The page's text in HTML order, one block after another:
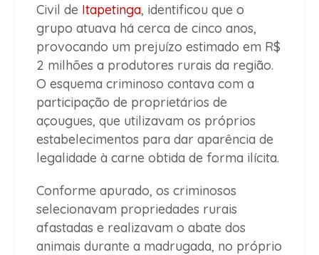
Civil de Itapetinga, identificou que o
grupo atuava há cerca de cinco anos,
provocando um prejuízo estimado em R$
2 milhões a produtores rurais da região.
O esquema criminoso contava com a
participação de proprietários de
açougues, que utilizavam os próprios
estabelecimentos para dar aparência de
legalidade à carne obtida de forma ilícita.
Conforme apurado, os criminosos
selecionavam propriedades rurais
afastadas e realizavam o abate dos
animais durante a madrugada, no próprio